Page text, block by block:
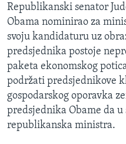
pretraguBOSNA I HERCEGOVINA
SVIJET
SPECIJALNI PROJEKTI
KORUPCIJA
SLOBODA MEDIJA
ŽENSKA STRANA
IZBJEGLIČKA STRANA
MAGAZIN
O GLASU AMERIKE
Republikanski senator
Obama nominirao za
svoju kandidaturu uz
predsjednika postoje
paketa ekonomskog
podržati predsjednikove
gospodarskog oporavka
predsjednika Obame da
republikanska ministra.